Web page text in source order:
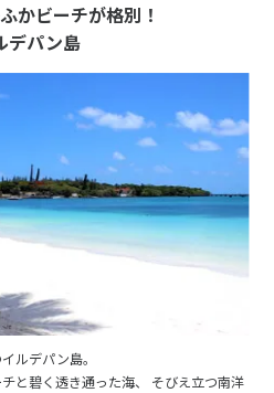
かビーチが格別！
デパン島
ルデパン島。
と碧く透き通った海、 そびえ立つ南洋